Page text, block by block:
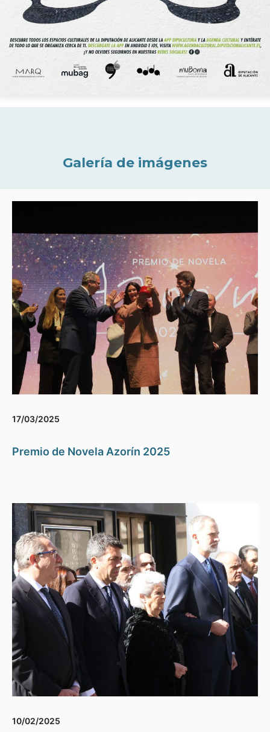
Galería de imágenes
17/03/2025
Premio de Novela Azorín 2025
10/02/2025